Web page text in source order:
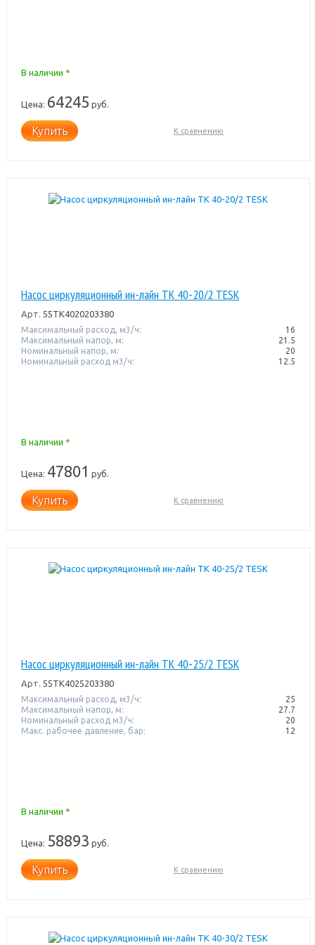
В наличии *
Цена: 64245 руб.
Купить К сравнению
Насос циркуляционный ин-лайн TK 40-20/2 TESK
Арт. 55TK4020203380
Максимальный расход, м3/ч:
16
Максимальный напор, м:
21.5
Номинальный напор, м:
20
Номинальный расход м3/ч:
12.5
В наличии *
Цена: 47801 руб.
Купить К сравнению
Насос циркуляционный ин-лайн TK 40-25/2 TESK
Арт. 55TK4025203380
Максимальный расход, м3/ч:
25
Максимальный напор, м:
27.7
Номинальный расход м3/ч:
20
Макс. рабочее давление, бар:
12
В наличии *
Цена: 58893 руб.
Купить К сравнению